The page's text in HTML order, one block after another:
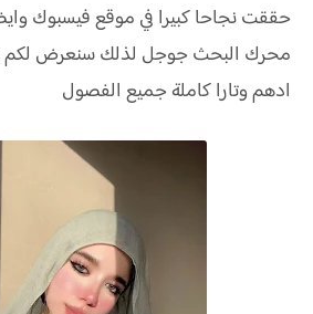
حققت نجاحا كبيرا في موقع فيسبوك
محرك البحث جوجل لذلك سنعرض لكم
ادهم وتارا كاملة جميع الفصول